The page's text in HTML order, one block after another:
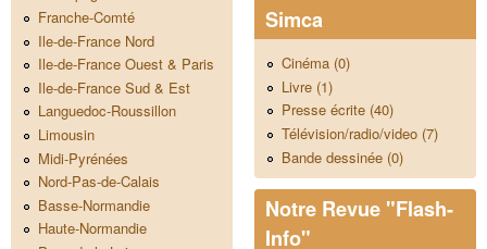
Franche-Comté
Ile-de-France Nord
Ile-de-France Ouest & Paris
Ile-de-France Sud & Est
Languedoc-Roussillon
Limousin
Midi-Pyrénées
Nord-Pas-de-Calais
Basse-Normandie
Haute-Normandie
Simca
Cinéma (0)
Livre (1)
Presse écrite (40)
Télévision/radio/video (7)
Bande dessinée (0)
Notre Revue "Flash-
Info"